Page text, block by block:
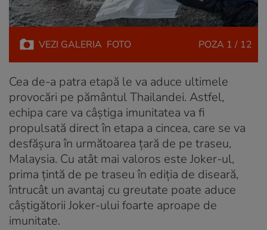
VEZI GALERIA FOTO POZA 1 / 12
Cea de-a patra etapă le va aduce ultimele
provocări pe pământul Thailandei. Astfel,
echipa care va câștiga imunitatea va fi
propulsată direct în etapa a cincea, care se va
desfășura în următoarea țară de pe traseu,
Malaysia. Cu atât mai valoros este Joker-ul,
prima țintă de pe traseu în ediția de diseară,
întrucât un avantaj cu greutate poate aduce
câștigătorii Joker-ului foarte aproape de
imunitate.